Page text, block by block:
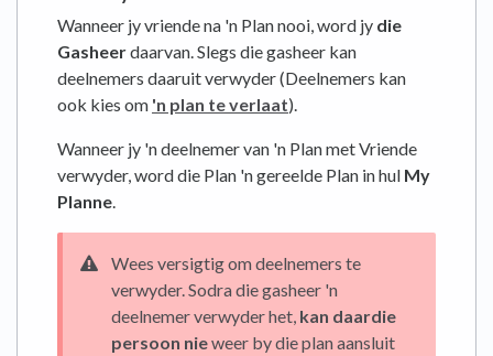
Wanneer jy vriende na 'n Plan nooi, word jy die
Gasheerdaarvan. Slegs die gasheer kan
deelnemers daaruit verwyder (Deelnemers kan
ook kies om 'n plan te verlaat).
Wanneer jy 'n deelnemer van 'n Plan met Vriende
verwyder, word die Plan 'n gereelde Plan in hul My
Planne
Wees versigtig om deelnemers te
verwyder. Sodra die gasheer 'n
deelnemer verwyder het, kan daardie
persoon nieweer by die plan aansluit